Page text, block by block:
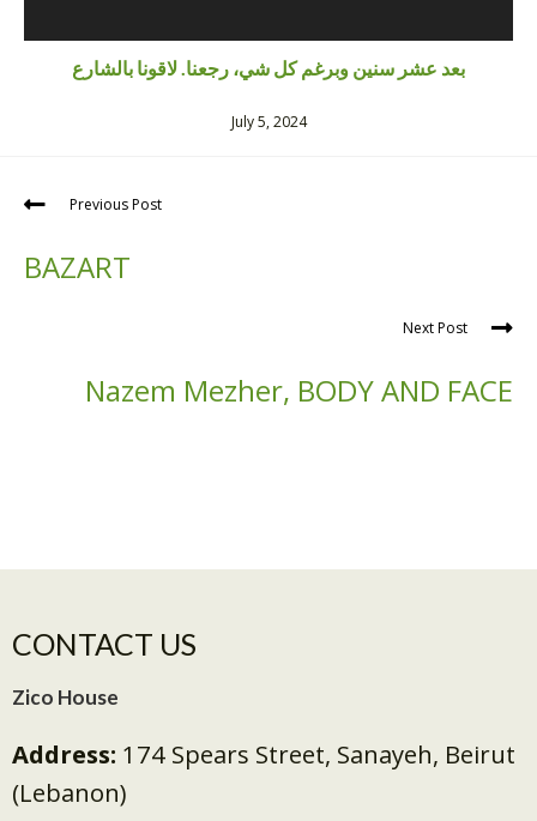
بعد عشر سنين وبرغم كل شي، رجعنا. لاقونا بالشارع
July 5, 2024
Previous Post
BAZART
Next Post
Nazem Mezher, BODY AND FACE
CONTACT US
Zico House
Address: 174 Spears Street, Sanayeh, Beirut
(Lebanon)